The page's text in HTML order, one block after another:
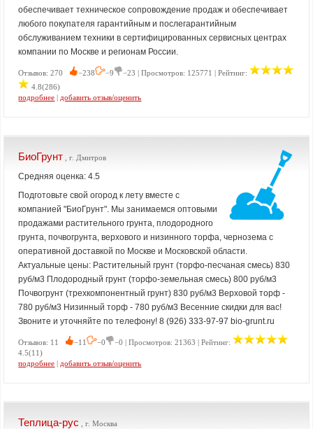
обеспечивает техническое сопровождение продаж и обеспечивает
любого покупателя гарантийным и послегарантийным
обслуживанием техники в сертифицированных сервисных центрах
компании по Москве и регионам России.
Отзывов: 270 −238 −9
−23 | Просмотров: 125771 | Рейтинг:
4.8(286)
подробнее | добавить отзыв/оценить
БиоГрунт , г. Дмитров
Средняя оценка: 4.5
Подготовьте свой огород к лету вместе с
компанией "БиоГрунт". Мы занимаемся оптовыми
продажами растительного грунта, плодородного
грунта, почвогрунта, верхового и низинного торфа, чернозема с
оперативной доставкой по Москве и Московской области.
Актуальные цены: Растительный грунт (торфо-песчаная смесь) 830
руб/м3 Плодородный грунт (торфо-земельная смесь) 800 руб/м3
Почвогрунт (трехкомпонентный грунт) 830 руб/м3 Верховой торф -
780 руб/м3 Низинный торф - 780 руб/м3 Весенние скидки для вас!
Звоните и уточняйте по телефону! 8 (926) 333-97-97 bio-grunt.ru
Отзывов: 11 −11 −0
−0 | Просмотров: 21363 | Рейтинг:
4.5(11)
подробнее | добавить отзыв/оценить
Теплица-рус , г. Москва